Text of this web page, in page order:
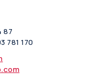
87
781 170